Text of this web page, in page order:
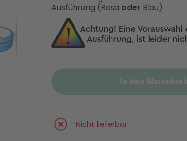
Ausführung (Rosa oder Blau)
In den Warenkorb
Nicht lieferbar